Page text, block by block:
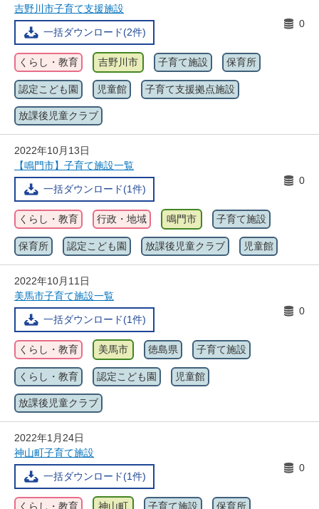
吉野川市子育て支援施設
一括ダウンロード(2件)
0
くらし・教育 吉野川市 子育て施設 保育所
認定こども園 児童館 子育て支援拠点施設
放課後児童クラブ
2022年10月13日
【鳴門市】子育て施設一覧
一括ダウンロード(1件)
0
くらし・教育 行政・地域 鳴門市 子育て施設
保育所 認定こども園 放課後児童クラブ 児童館
2022年10月11日
美馬市子育て施設一覧
一括ダウンロード(1件)
0
くらし・教育 美馬市 徳島県 子育て施設
くらし・教育 認定こども園 児童館
放課後児童クラブ
2022年1月24日
神山町子育て施設
一括ダウンロード(1件)
0
くらし・教育 神山町 子育て施設 保育所